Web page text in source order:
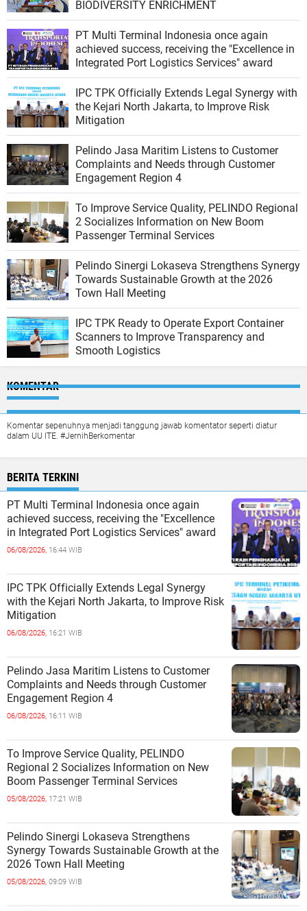
BIODIVERSITY ENRICHMENT
PT Multi Terminal Indonesia once again
achieved success, receiving the "Excellence in
Integrated Port Logistics Services" award
IPC TPK Officially Extends Legal Synergy with
the Kejari North Jakarta, to Improve Risk
Mitigation
Pelindo Jasa Maritim Listens to Customer
Complaints and Needs through Customer
Engagement Region 4
To Improve Service Quality, PELINDO Regional
2 Socializes Information on New Boom
Passenger Terminal Services
Pelindo Sinergi Lokaseva Strengthens Synergy
Towards Sustainable Growth at the 2026
Town Hall Meeting
IPC TPK Ready to Operate Export Container
Scanners to Improve Transparency and
Smooth Logistics
KOMENTAR
Komentar sepenuhnya menjadi tanggung jawab komentator seperti diatur
dalam UU ITE. #JernihBerkomentar
BERITA TERKINI
PT Multi Terminal Indonesia once again
achieved success, receiving the "Excellence
in Integrated Port Logistics Services" award
06/08/2026, 16:44 WIB
IPC TPK Officially Extends Legal Synergy
with the Kejari North Jakarta, to Improve Risk
Mitigation
06/08/2026, 16:21 WIB
Pelindo Jasa Maritim Listens to Customer
Complaints and Needs through Customer
Engagement Region 4
06/08/2026, 16:11 WIB
To Improve Service Quality, PELINDO
Regional 2 Socializes Information on New
Boom Passenger Terminal Services
05/08/2026, 17:21 WIB
Pelindo Sinergi Lokaseva Strengthens
Synergy Towards Sustainable Growth at the
2026 Town Hall Meeting
05/08/2026, 09:09 WIB